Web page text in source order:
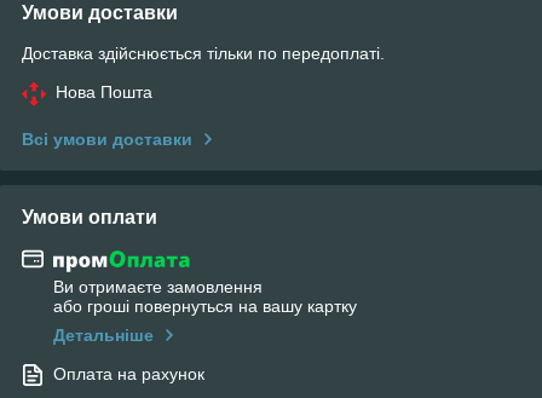
Умови доставки
Доставка здійснюється тільки по передоплаті.
Нова Пошта
Всі умови доставки
Умови оплати
Ви отримаєте замовлення
або гроші повернуться на вашу картку
Детальніше
Оплата на рахунок